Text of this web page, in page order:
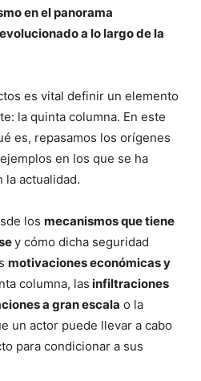
en el panorama
a lo largo de la
es vital definir un elemento
la quinta columna. En este
es, repasamos los orígenes
en los que se ha
la actualidad.
los mecanismos que tiene
y cómo dicha seguridad
motivaciones económicas y
columna, las infiltraciones
a gran escala o la
un actor puede llevar a cabo
para condicionar a sus